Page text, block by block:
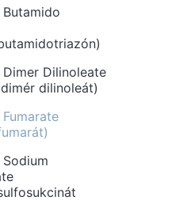
Dilinoleate
dilinoleát)